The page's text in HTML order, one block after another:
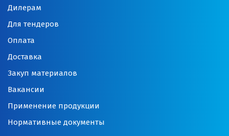
Дилерам
Для тендеров
Оплата
Доставка
Закуп материалов
Вакансии
Применение продукции
Нормативные документы